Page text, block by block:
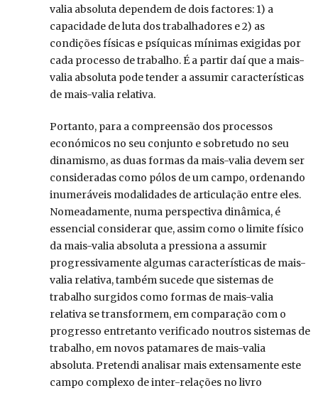
valia absoluta dependem de dois factores: 1) a
capacidade de luta dos trabalhadores e 2) as
condições físicas e psíquicas mínimas exigidas por
cada processo de trabalho. É a partir daí que a mais-
valia absoluta pode tender a assumir características
de mais-valia relativa.
Portanto, para a compreensão dos processos
económicos no seu conjunto e sobretudo no seu
dinamismo, as duas formas da mais-valia devem ser
consideradas como pólos de um campo, ordenando
inumeráveis modalidades de articulação entre eles.
Nomeadamente, numa perspectiva dinâmica, é
essencial considerar que, assim como o limite físico
da mais-valia absoluta a pressiona a assumir
progressivamente algumas características de mais-
valia relativa, também sucede que sistemas de
trabalho surgidos como formas de mais-valia
relativa se transformem, em comparação com o
progresso entretanto verificado noutros sistemas de
trabalho, em novos patamares de mais-valia
absoluta. Pretendi analisar mais extensamente este
campo complexo de inter-relações no livro